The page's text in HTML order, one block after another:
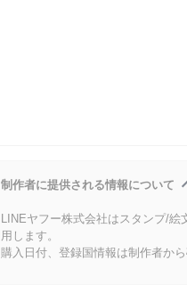
制作者に提供される情報について
LINEヤフー株式会社はスタンプ/
用します。
購入日付、登録国情報は制作者か